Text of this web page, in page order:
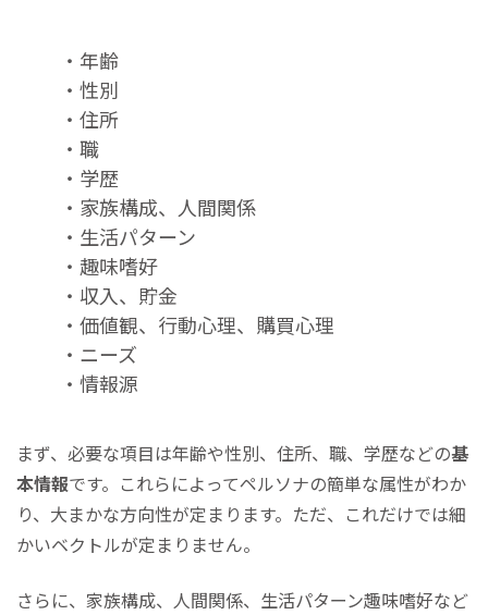
・年齢
・性別
・住所
・職
・学歴
・家族構成、人間関係
・生活パターン
・趣味嗜好
・収入、貯金
・価値観、行動心理、購買心理
・ニーズ
・情報源
まず、必要な項目は年齢や性別、住所、職、学歴などの基
本情報です。これらによってペルソナの簡単な属性がわか
り、大まかな方向性が定まります。ただ、これだけでは細
かいベクトルが定まりません。
さらに、家族構成、人間関係、生活パターン趣味嗜好など